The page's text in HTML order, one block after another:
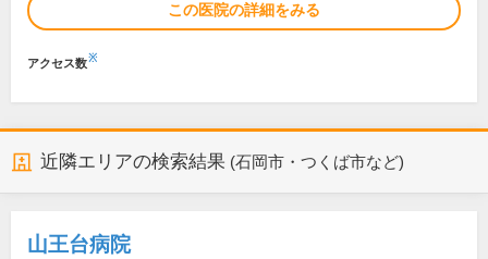
この医院の詳細をみる
アクセス数※
近隣エリアの検索結果 (石岡市・つくば市など)
山王台病院